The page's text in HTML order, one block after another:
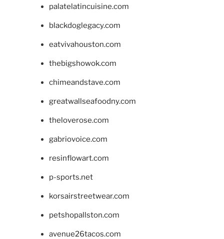
palatelatincuisine.com
blackdoglegacy.com
eatvivahouston.com
thebigshowok.com
chimeandstave.com
greatwallseafoodny.com
theloverose.com
gabriovoice.com
resinflowart.com
p-sports.net
korsairstreetwear.com
petshopallston.com
avenue26tacos.com